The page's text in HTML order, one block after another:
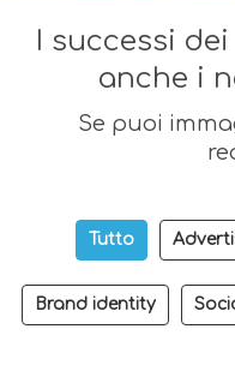
I successi
anche i
Se puoi
Tutto
Brand identity